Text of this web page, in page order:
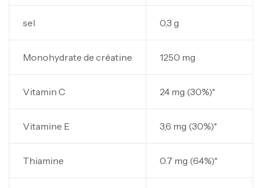
sel 0,3 g
Monohydrate de créatine 1250 mg
Vitamin C 24 mg (30%)*
Vitamine E 3,6 mg (30%)*
Thiamine 0.7 mg (64%)*